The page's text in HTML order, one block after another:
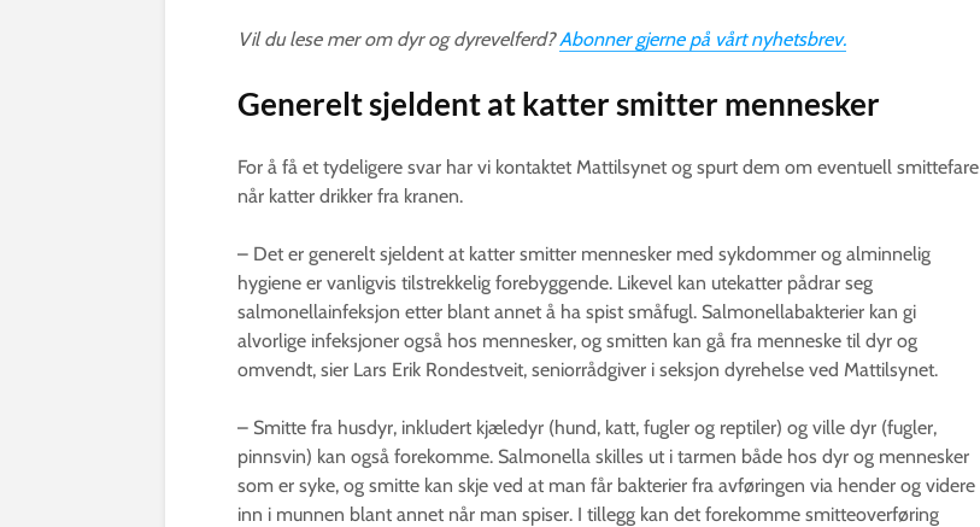
Vil du lese mer om dyr og dyrevelferd?Abonner gjerne på vårt nyhetsbrev.
Generelt sjeldent at katter smitter mennesker
For å få et tydeligere svar har vi kontaktet Mattilsynet og spurt dem om eventuell smittefare
når katter drikker fra kranen.
– Det er generelt sjeldent at katter smitter mennesker med sykdommer og alminnelig
hygiene er vanligvis tilstrekkelig forebyggende. Likevel kan utekatter pådrar seg
salmonellainfeksjon etter blant annet å ha spist småfugl. Salmonellabakterier kan gi
alvorlige infeksjoner også hos mennesker, og smitten kan gå fra menneske til dyr og
omvendt, sier Lars Erik Rondestveit, seniorrådgiver i seksjon dyrehelse ved Mattilsynet.
– Smitte fra husdyr, inkludert kjæledyr (hund, katt, fugler og reptiler) og ville dyr (fugler,
pinnsvin) kan også forekomme. Salmonella skilles ut i tarmen både hos dyr og mennesker
som er syke, og smitte kan skje ved at man får bakterier fra avføringen via hender og videre
inn i munnen blant annet når man spiser. I tillegg kan det forekomme smitteoverføring